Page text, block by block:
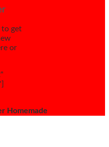
to get
or
Homemade